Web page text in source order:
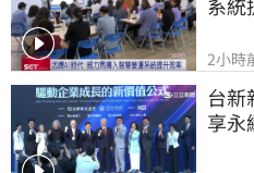
2小時
台新
享永